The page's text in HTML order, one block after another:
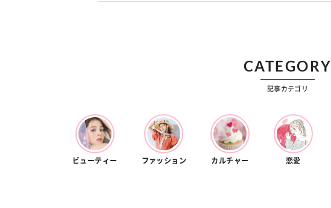
CATEGORY
記事カテゴリ
ビューティー ファッション カルチャー 恋愛